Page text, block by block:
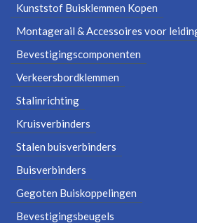
Kunststof Buisklemmen Kopen
Montagerail & Accessoires voor
Bevestigingscomponenten
Verkeersbordklemmen
Stalinrichting
Kruisverbinders
Stalen buisverbinders
Buisverbinders
Gegoten Buiskoppelingen
Bevestigingsbeugels